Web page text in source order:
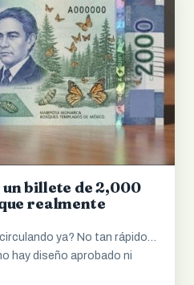
billete de 2,000
realmente
ya? No tan rápido…
hay diseño aprobado ni